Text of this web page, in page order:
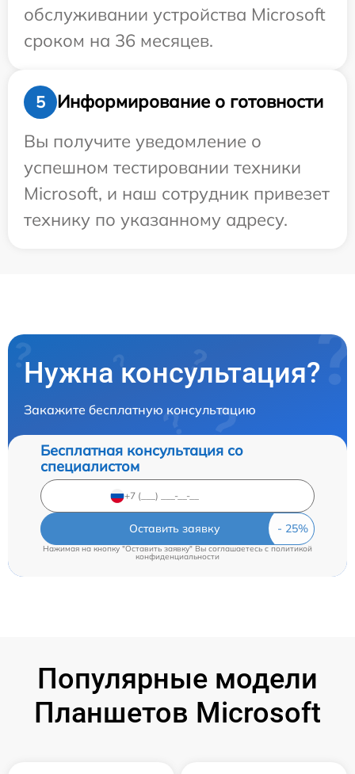
обслуживании устройства Microsoft
сроком на 36 месяцев.
5
Информирование о готовности
Вы получите уведомление о
успешном тестировании техники
Microsoft, и наш сотрудник привезет
технику по указанному адресу.
Нужна консультация?
Закажите бесплатную консультацию
Бесплатная консультация со
специалистом
Оставить заявку
Нажимая на кнопку "Оставить заявку" Вы соглашаетесь cполитикой
конфиденциальности
Популярные модели
Планшетов Microsoft